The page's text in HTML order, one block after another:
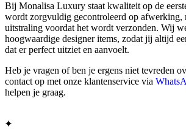
Bij Monalisa Luxury staat kwaliteit op de
wordt zorgvuldig gecontroleerd op afwerking,
uitstraling voordat het wordt verzonden. Wij
hoogwaardige designer items, zodat jij altijd
dat er perfect uitziet en aanvoelt.
Heb je vragen of ben je ergens niet tevreden
contact op met onze klantenservice via
helpen je graag.